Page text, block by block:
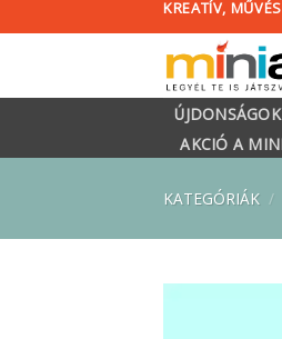
KREATÍV,
ÚJDONSÁGOK
AKCIÓ A
KATEGÓRIÁK /